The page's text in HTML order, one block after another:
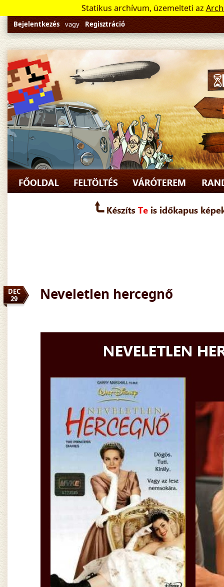
Statikus archívum, üzemelteti az
Bejelentkezés vagy Regisztráció
DEC
29
Neveletlen hercegnő